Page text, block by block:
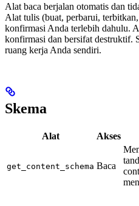
Alat baca berjalan otomatis dan
Alat tulis (buat, perbarui,
konfirmasi Anda terlebih dahulu.
konfirmasi dan bersifat destruktif.
ruang kerja Anda sendiri.
Skema
Alat Akses
get_content_schema Baca